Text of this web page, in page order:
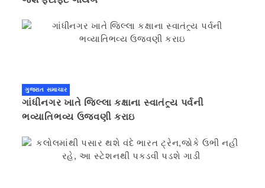
ગુજરાત સમાચાર
ગાંધીનગર ખાતે જિલ્લા કક્ષાના સ્વાતંત્ર્ય પર્વની
ભવ્યાતિભવ્ય ઉજવણી કરાઇ